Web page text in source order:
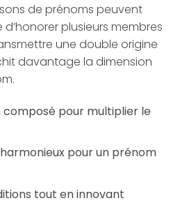
de prénoms peuvent
plusieurs membres
une double origine
davantage la dimension
composé pour multiplier le
pour un prénom
tout en innovant